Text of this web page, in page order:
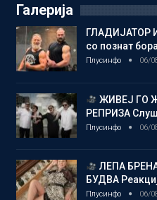
Галерија
ГЛАДИЈАТОР
со познат
Плусинфо 06/
ЖИВЕЈ ГО
РЕПРИЗА
Плусинфо 06/
ЛЕПА
БУДВА
Плусинфо 06/